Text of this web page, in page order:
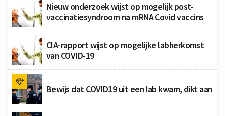
Nieuw onderzoek wijst op mogelijk post-
vaccinatiesyndroom na mRNA Covid vaccins
CIA-rapport wijst op mogelijke labherkomst
van COVID-19
Bewijs dat COVID19 uit een lab kwam, dikt aan